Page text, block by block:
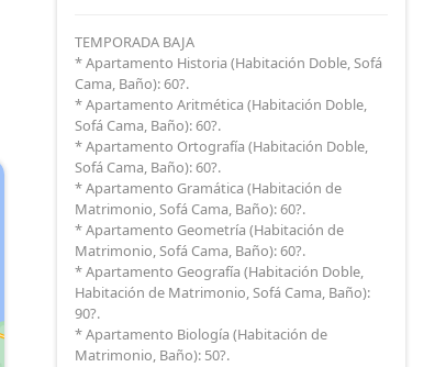
TEMPORADA BAJA
* Apartamento Historia (Habitación Doble, Sofá
Cama, Baño): 60?.
* Apartamento Aritmética (Habitación Doble,
Sofá Cama, Baño): 60?.
* Apartamento Ortografía (Habitación Doble,
Sofá Cama, Baño): 60?.
* Apartamento Gramática (Habitación de
Matrimonio, Sofá Cama, Baño): 60?.
* Apartamento Geometría (Habitación de
Matrimonio, Sofá Cama, Baño): 60?.
* Apartamento Geografía (Habitación Doble,
Habitación de Matrimonio, Sofá Cama, Baño):
90?.
* Apartamento Biología (Habitación de
Matrimonio, Baño): 50?.